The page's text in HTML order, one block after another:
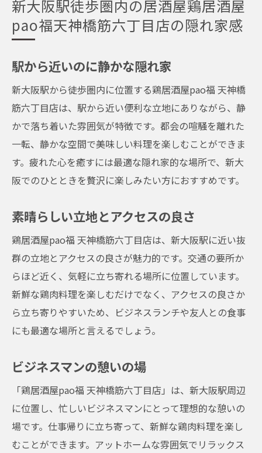
訪れるたびに新たな発見
朝引き鶏を使用した絶品メニュー
焼き鳥のバリエーション
特製ソースで楽しむ鶏料理
ヘルシーで美味しい鶏メニュー
季節ごとのおすすめ料理
特徴居酒屋鶏居酒屋pao福天神橋筋六丁目店
誰もがくつろげる雰囲気
家庭的なサービスが魅力
予算に優しい価格設定
定期的なキャンペーンと特典
地元の常連客との交流
アットホームで落ち着いた空間
地元常連客に愛される居酒屋鶏居酒屋pao福天
常連客が語る魅力
長年愛され続ける理由
地元に根付いた存在感
新大阪駅徒歩圏内の居酒屋鶏居酒屋
pao福天神橋筋六丁目店の隠れ家感
駅から近いのに静かな隠れ家
新大阪駅から徒歩圏内に位置する鶏居酒屋pao福 天神橋
筋六丁目店は、駅から近い便利な立地にありながら、静
かで落ち着いた雰囲気が特徴です。都会の喧騒を離れた
一転、静かな空間で美味しい料理を楽しむことができま
す。疲れた心を癒すには最適な隠れ家的な場所で、新大
阪でのひとときを贅沢に楽しみたい方におすすめです。
素晴らしい立地とアクセスの良さ
鶏居酒屋pao福 天神橋筋六丁目店は、新大阪駅に近い抜
群の立地とアクセスの良さが魅力的です。交通の要所か
らほど近く、気軽に立ち寄れる場所に位置しています。
新鮮な鶏肉料理を楽しむだけでなく、アクセスの良さか
ら立ち寄りやすいため、ビジネスランチや友人との食事
にも最適な場所と言えるでしょう。
ビジネスマンの憩いの場
「鶏居酒屋pao福 天神橋筋六丁目店」は、新大阪駅周辺
に位置し、忙しいビジネスマンにとって理想的な憩いの
場です。仕事帰りに立ち寄って、新鮮な鶏肉料理を楽し
むことができます。アットホームな雰囲気でリラックス